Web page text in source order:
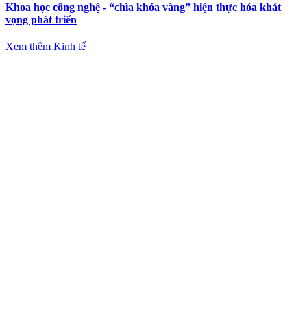
Khoa học công nghệ - “chìa khóa vàng” hiện thực hóa khát
vọng phát triển
Xem thêm Kinh tế